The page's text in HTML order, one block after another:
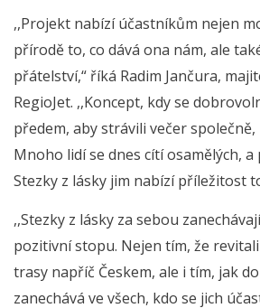
,,Projekt nabízí účastníkům nejen
přírodě to, co dává ona nám, ale
přátelství,“ říká Radim Jančura,
RegioJet. ,,Koncept, kdy se
předem, aby strávili večer společně,
Mnoho lidí se dnes cítí osamělých,
Stezky z lásky jim nabízí příležitost
,,Stezky z lásky za sebou
pozitivní stopu. Nejen tím, že
trasy napříč Českem, ale i tím, jak
zanechává ve všech, kdo se jich